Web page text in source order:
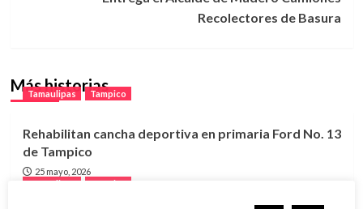
Recolectores de Basura
Más historias
Tamaulipas Tampico
Rehabilitan cancha deportiva en primaria Ford No. 13
de Tampico
25 mayo, 2026
Tamaulipas
Tampico